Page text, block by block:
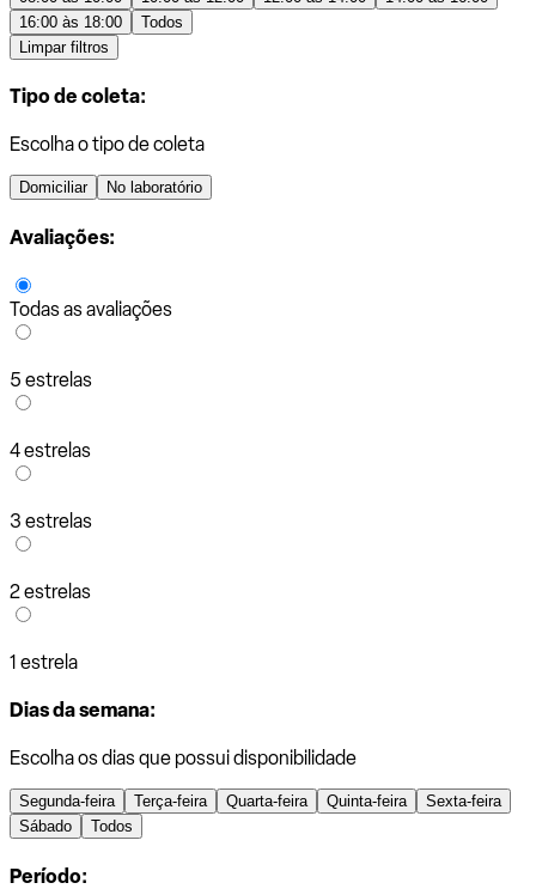
16:00 às 18:00
Todos
Limpar filtros
Tipo de coleta:
Escolha o tipo de coleta
Domiciliar No laboratório
Avaliações:
Todas as avaliações
5 estrelas
4 estrelas
3 estrelas
2 estrelas
1 estrela
Dias da semana:
Escolha os dias que possui disponibilidade
Segunda-feira Terça-feira Quarta-feira Quinta-feira
Sexta-feira
Sábado
Todos
Período: